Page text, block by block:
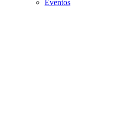
Eventos